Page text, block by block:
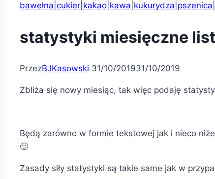
bawełna cukier kakao kawa kukurydza pszenica
statystyki miesięczne
PrzezBJKasowski 31/10/201931/10/2019
Zbliża się nowy miesiąc, tak więc podaję
Będą zarówno w formie tekstowej jak i nieco
🙂
Zasady siły statystyki są takie same jak w